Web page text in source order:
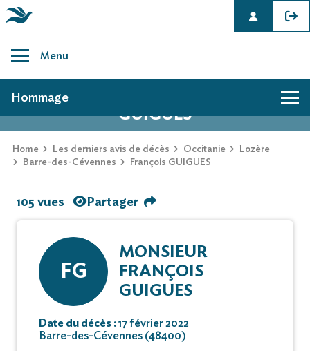
content
Menu
AVIS DE DÉCÈS DE FRANÇOIS
GUIGUES
Home Les derniers avis de décès Occitanie
Lozère
Barre-des-Cévennes
François GUIGUES
Hommage
105 vues Partager
FG
MONSIEUR
FRANÇOIS
GUIGUES
Date du décès :17 février 2022
Barre-des-Cévennes (48400)